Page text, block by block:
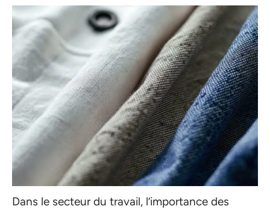
Dans le secteur du travail, l’importance des